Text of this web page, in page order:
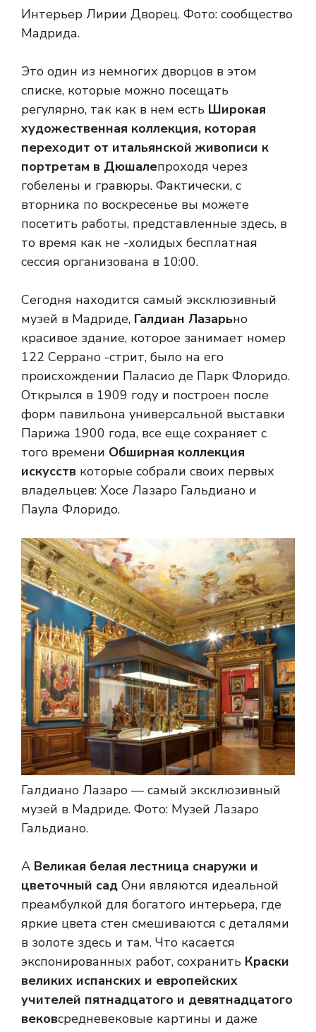
Интерьер Лирии Дворец. Фото: сообщество
Мадрида.
Это один из немногих дворцов в этом
списке, которые можно посещать
регулярно, так как в нем есть Широкая
художественная коллекция, которая
переходит от итальянской живописи к
портретам в Дюшалепроходя через
гобелены и гравюры. Фактически, с
вторника по воскресенье вы можете
посетить работы, представленные здесь, в
то время как не -холидых бесплатная
сессия организована в 10:00.
Сегодня находится самый эксклюзивный
музей в Мадриде, Галдиан Лазарьно
красивое здание, которое занимает номер
122 Серрано -стрит, было на его
происхождении Паласио де Парк Флоридо.
Открылся в 1909 году и построен после
форм павильона универсальной выставки
Парижа 1900 года, все еще сохраняет с
того времени Обширная коллекция
искусств которые собрали своих первых
владельцев: Хосе Лазаро Гальдиано и
Паула Флоридо.
Галдиано Лазаро — самый эксклюзивный
музей в Мадриде. Фото: Музей Лазаро
Гальдиано.
А Великая белая лестница снаружи и
цветочный сад Они являются идеальной
преамбулкой для богатого интерьера, где
яркие цвета стен смешиваются с деталями
в золоте здесь и там. Что касается
экспонированных работ, сохранить Краски
великих испанских и европейских
учителей пятнадцатого и девятнадцатого
вековсредневековые картины и даже